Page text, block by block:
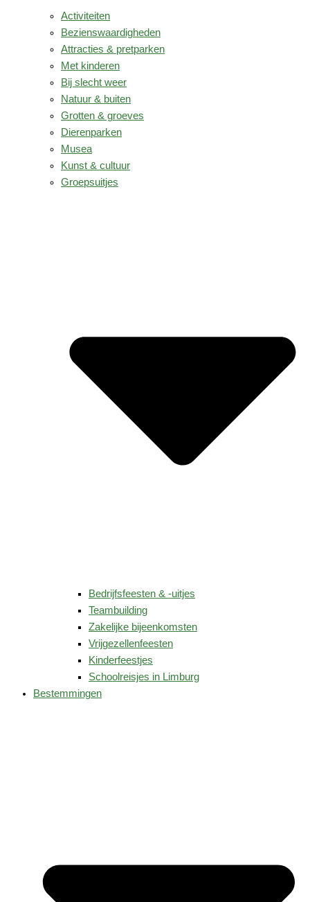
Activiteiten
Bezienswaardigheden
Attracties & pretparken
Met kinderen
Bij slecht weer
Natuur & buiten
Grotten & groeves
Dierenparken
Musea
Kunst & cultuur
Groepsuitjes
Bedrijfsfeesten & -uitjes
Teambuilding
Zakelijke bijeenkomsten
Vrijgezellenfeesten
Kinderfeestjes
Schoolreisjes in Limburg
Bestemmingen